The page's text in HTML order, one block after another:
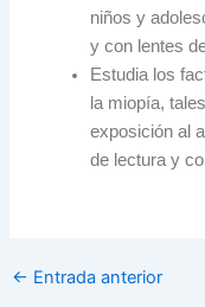
niños y
y con lentes
Estudia los
la miopía,
exposición al
de lectura y
← Entrada anterior